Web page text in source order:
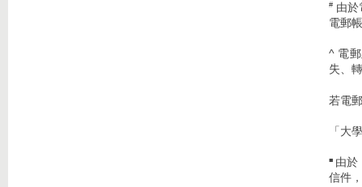
#由於
電郵
^ 電
失、
若電
「大
■ 由於
信件